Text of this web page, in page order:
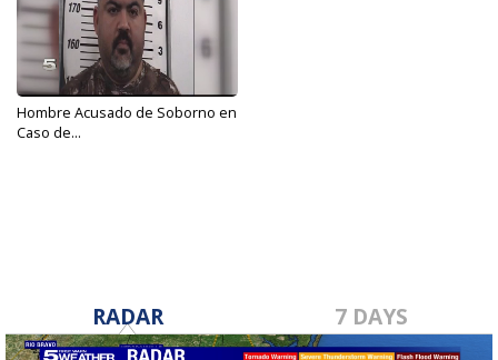
Hombre Acusado de Soborno en
Caso de...
RADAR 7 DAYS